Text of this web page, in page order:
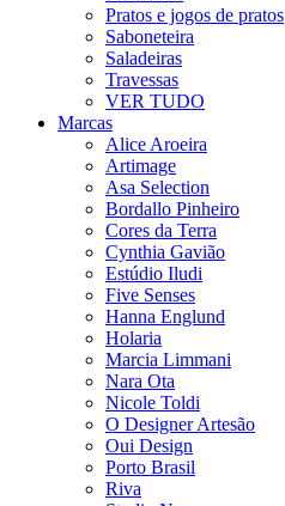
Pratos e jogos de pratos
Saboneteira
Saladeiras
Travessas
VER TUDO
Marcas
Alice Aroeira
Artimage
Asa Selection
Bordallo Pinheiro
Cores da Terra
Cynthia Gavião
Estúdio Iludi
Five Senses
Hanna Englund
Holaria
Marcia Limmani
Nara Ota
Nicole Toldi
O Designer Artesão
Oui Design
Porto Brasil
Riva